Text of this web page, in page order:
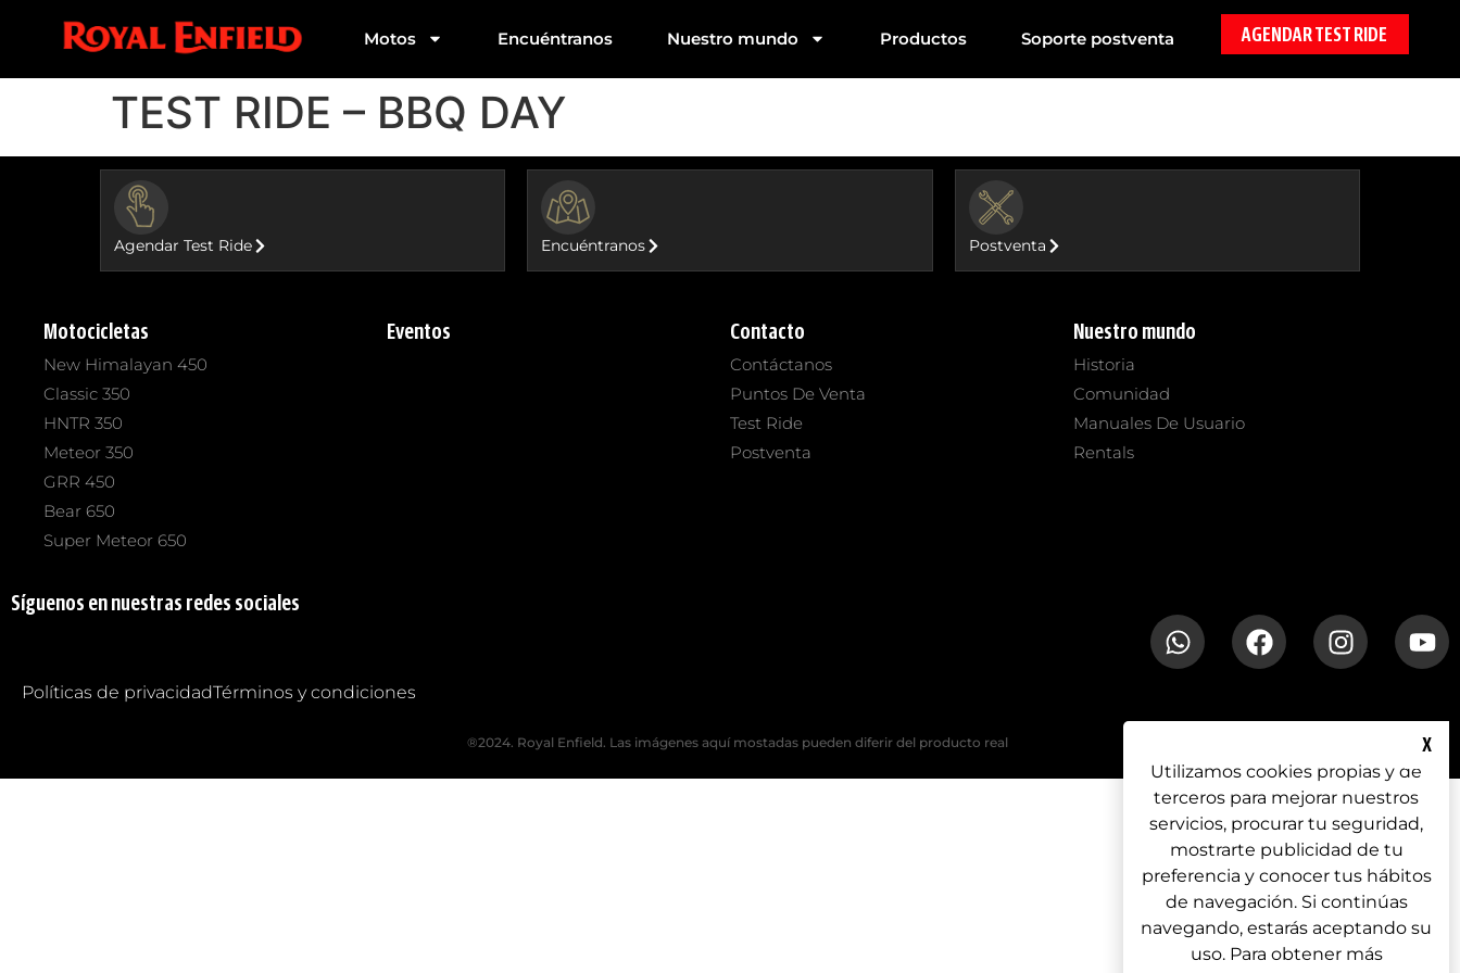
Motos Encuéntranos Nuestro mundo Productos Soporte postventa AGENDAR TEST RIDE
TEST RIDE – BBQ DAY
Agendar Test Ride Encuéntranos Postventa
Motocicletas
New Himalayan 450
Classic 350
HNTR 350
Meteor 350
GRR 450
Bear 650
Super Meteor 650
Eventos Contacto
Contáctanos
Puntos De Venta
Test Ride
Postventa
Nuestro mundo
Historia
Comunidad
Manuales De Usuario
Rentals
Síguenos en nuestras redes sociales
Políticas de privacidadTérminos y condiciones
®2024. Royal Enfield. Las imágenes aquí mostadas pueden diferir del producto real X
Utilizamos cookies propias y de
terceros para mejorar nuestros
servicios, procurar tu seguridad,
mostrarte publicidad de tu
preferencia y conocer tus hábitos
de navegación. Si continúas
navegando, estarás aceptando su
uso. Para obtener más